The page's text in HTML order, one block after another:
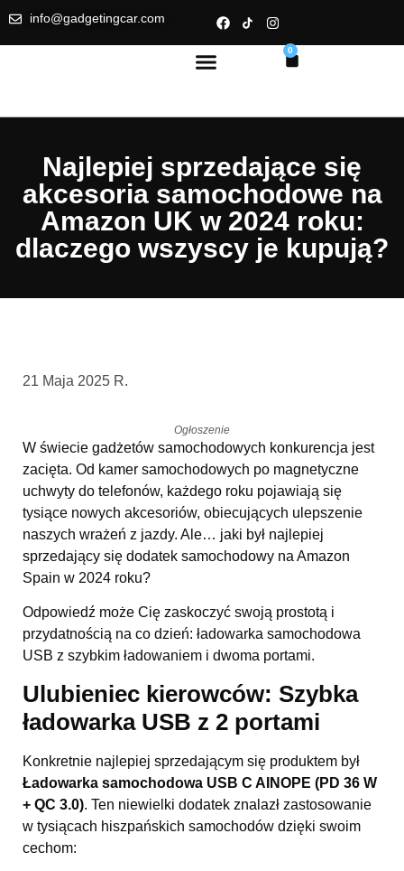
info@gadgetingcar.com
0
Najlepiej sprzedające się
akcesoria samochodowe na
Amazon UK w 2024 roku:
dlaczego wszyscy je kupują?
21 Maja 2025 R.
Ogłoszenie
W świecie gadżetów samochodowych konkurencja jest
zacięta. Od kamer samochodowych po magnetyczne
uchwyty do telefonów, każdego roku pojawiają się
tysiące nowych akcesoriów, obiecujących ulepszenie
naszych wrażeń z jazdy. Ale… jaki był najlepiej
sprzedający się dodatek samochodowy na Amazon
Spain w 2024 roku?
Odpowiedź może Cię zaskoczyć swoją prostotą i
przydatnością na co dzień: ładowarka samochodowa
USB z szybkim ładowaniem i dwoma portami.
Ulubieniec kierowców: Szybka
ładowarka USB z 2 portami
Konkretnie najlepiej sprzedającym się produktem był
Ładowarka samochodowa USB C AINOPE (PD 36 W
+ QC 3.0). Ten niewielki dodatek znalazł zastosowanie
w tysiącach hiszpańskich samochodów dzięki swoim
cechom: